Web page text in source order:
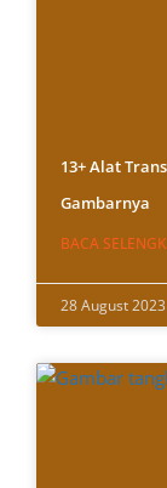
13+ Alat
Gambarnya
BACA
28 August 2023